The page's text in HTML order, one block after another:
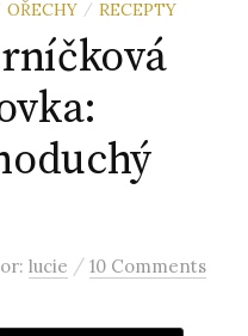
OŘECHY / RECEPTY
lucie / 10 Comments